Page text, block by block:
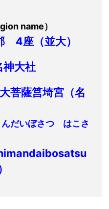
name）
4座（並大）
神大社
菩薩筥埼宮（名
んだいぼさつ はこさ